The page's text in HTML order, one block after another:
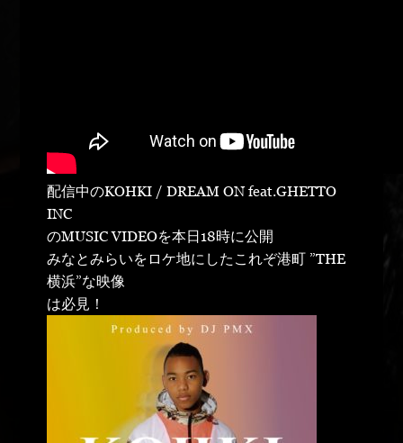
配信中のKOHKI / DREAM ON feat.GHETTO
INC
のMUSIC VIDEOを本日18時に公開
みなとみらいをロケ地にしたこれぞ港町 ”THE
横浜”な映像
は必見！